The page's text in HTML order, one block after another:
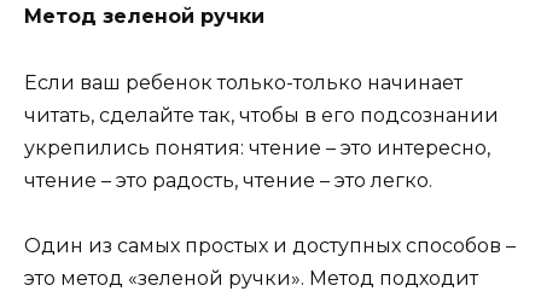
Метод зеленой ручки
Если ваш ребенок только-только начинает
читать, сделайте так, чтобы в его подсознании
укрепились понятия: чтение – это интересно,
чтение – это радость, чтение – это легко.
Один из самых простых и доступных способов –
это метод «зеленой ручки». Метод подходит